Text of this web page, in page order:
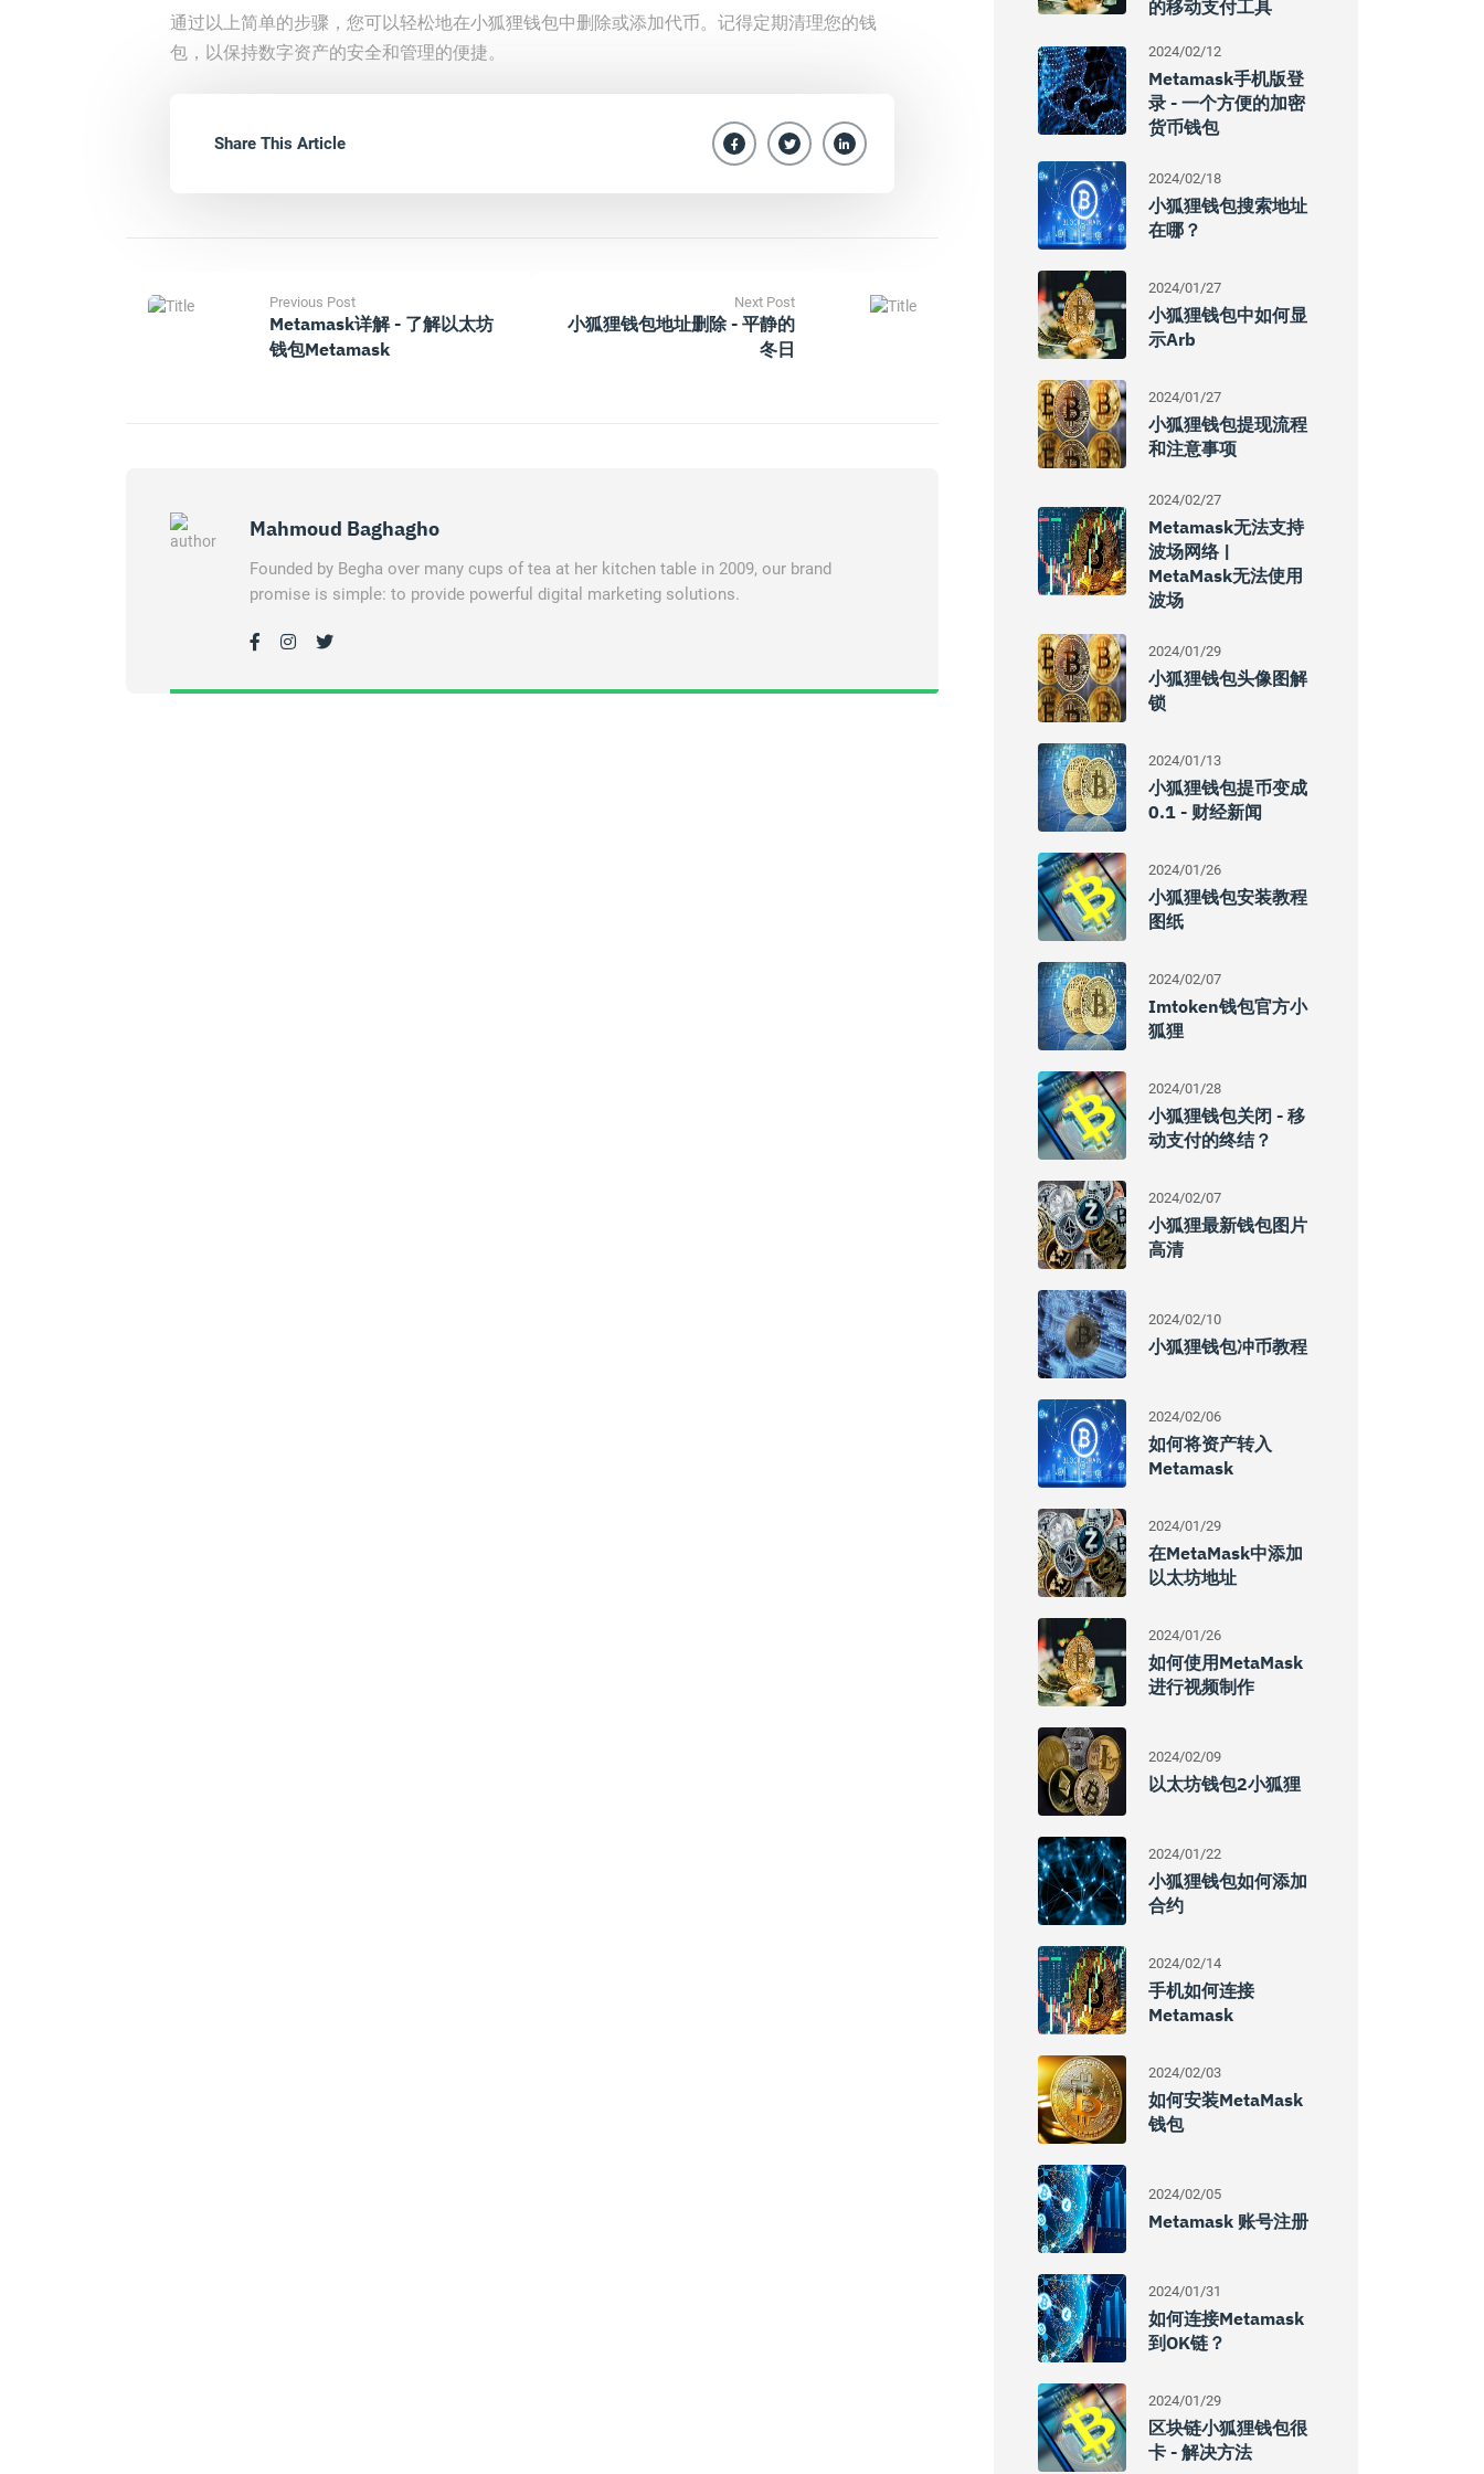
通过以上简单的步骤，您可以轻松地在小狐狸钱包中删除或添加代币。记得定期清理您的钱
包，以保持数字资产的安全和管理的便捷。
Share This Article
Previous Post
Metamask详解 - 了解以太坊
钱包Metamask
Next Post
小狐狸钱包地址删除 - 平静的
冬日
Mahmoud Baghagho
Founded by Begha over many cups of tea at her kitchen table in 2009, our brand
promise is simple: to provide powerful digital marketing solutions.
的移动支付工具
2024/02/12
Metamask手机版登
录 - 一个方便的加密
货币钱包
2024/02/18
小狐狸钱包搜索地址
在哪？
2024/01/27
小狐狸钱包中如何显
示Arb
2024/01/27
小狐狸钱包提现流程
和注意事项
2024/02/27
Metamask无法支持
波场网络 |
MetaMask无法使用
波场
2024/01/29
小狐狸钱包头像图解
锁
2024/01/13
小狐狸钱包提币变成
0.1 - 财经新闻
2024/01/26
小狐狸钱包安装教程
图纸
2024/02/07
Imtoken钱包官方小
狐狸
2024/01/28
小狐狸钱包关闭 - 移
动支付的终结？
2024/02/07
小狐狸最新钱包图片
高清
2024/02/10
小狐狸钱包冲币教程
2024/02/06
如何将资产转入
Metamask
2024/01/29
在MetaMask中添加
以太坊地址
2024/01/26
如何使用MetaMask
进行视频制作
2024/02/09
以太坊钱包2小狐狸
2024/01/22
小狐狸钱包如何添加
合约
2024/02/14
手机如何连接
Metamask
2024/02/03
如何安装MetaMask
钱包
2024/02/05
Metamask 账号注册
2024/01/31
如何连接Metamask
到OK链？
2024/01/29
区块链小狐狸钱包很
卡 - 解决方法